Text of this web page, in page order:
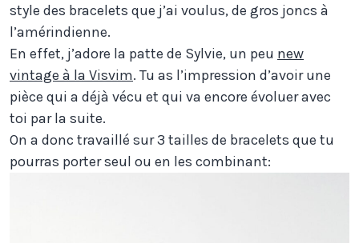
style des bracelets que j’ai voulus, de gros joncs à
l’amérindienne.
En effet, j’adore la patte de Sylvie, un peu new
vintage à la Visvim. Tu as l’impression d’avoir une
pièce qui a déjà vécu et qui va encore évoluer avec
toi par la suite.
On a donc travaillé sur 3 tailles de bracelets que tu
pourras porter seul ou en les combinant: